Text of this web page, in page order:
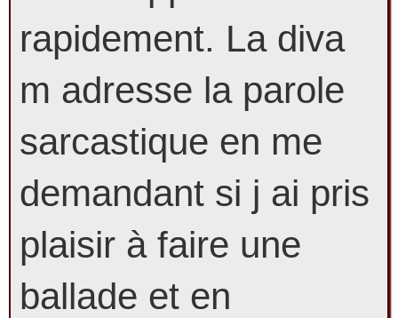
rapidement. La diva
m adresse la parole
sarcastique en me
demandant si j ai pris
plaisir à faire une
ballade et en